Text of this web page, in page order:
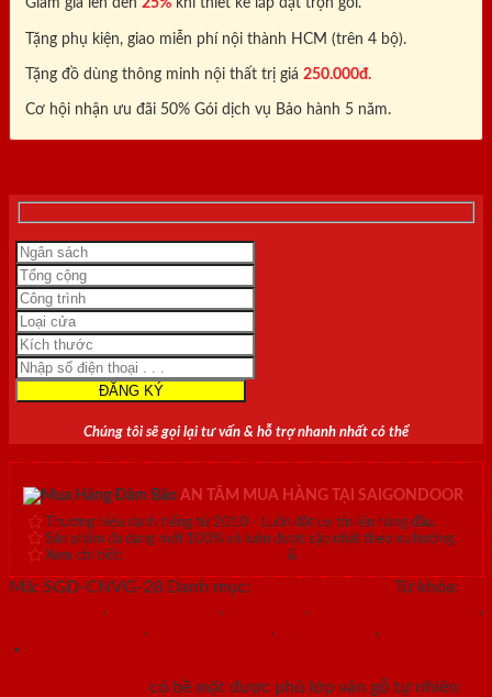
Tặng phụ kiện, giao miễn phí nội thành HCM (trên 4 bộ).
Tặng đồ dùng thông minh nội thất trị giá 250.000đ.
Cơ hội nhận ưu đãi 50% Gói dịch vụ Bảo hành 5 năm.
Chúng tôi sẽ gọi lại tư vấn & hỗ trợ nhanh nhất có thể
AN TÂM MUA HÀNG TẠI SAIGONDOOR
Thương hiệu danh tiếng từ 2010 - Luôn đặt uy tín lên hàng đầu.
Sản phẩm đa dạng mới 100% và luôn được cập nhật theo xu hướng.
Xem chi tiết:
&
Mã: SGD-CNVG-28 Danh mục:
Từ khóa:
, , ,
,
, , ,
có bề mặt được phủ lớp vân gỗ tự nhiên